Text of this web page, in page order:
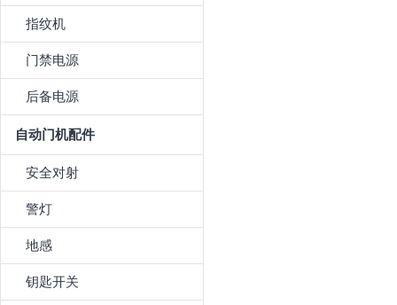
指纹机
门禁电源
后备电源
自动门机配件
安全对射
警灯
地感
钥匙开关